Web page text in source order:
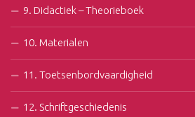
9. Didactiek – Theorieboek
10. Materialen
11. Toetsenbordvaardigheid
12. Schriftgeschiedenis